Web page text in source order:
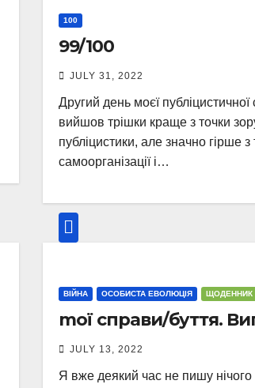
100
99/100
JULY 31, 2022
Другий день моєї публіцистичної
вийшов трішки краще з точки
публіцистики, але значно гірше з
самоорганізації і…
ВІЙНА ОСОБИСТА ЕВОЛЮЦІЯ ЩОДЕННИК
mої справи/буття.
JULY 13, 2022
Я вже деякий час не пишу нічого